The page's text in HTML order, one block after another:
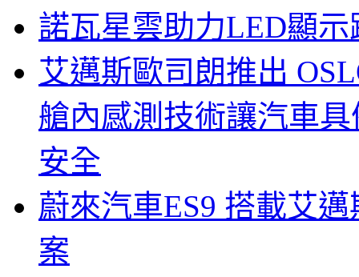
諾瓦星雲助力LED顯
艾邁斯歐司朗推出
艙內感測技術讓汽車
安全
蔚來汽車ES9 搭載艾
案